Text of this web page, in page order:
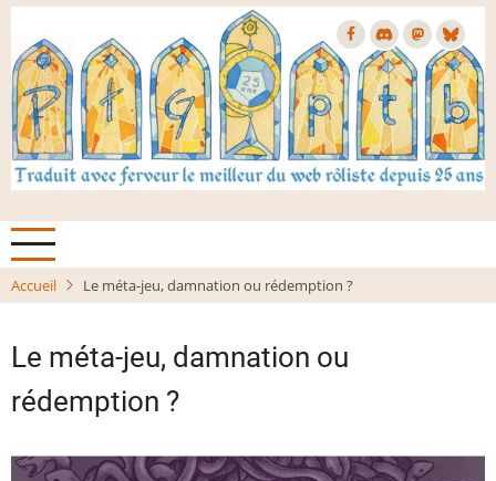
Aller
contenu
principal
Accueil Le méta-jeu, damnation ou rédemption ?
Le méta-jeu, damnation ou
rédemption ?